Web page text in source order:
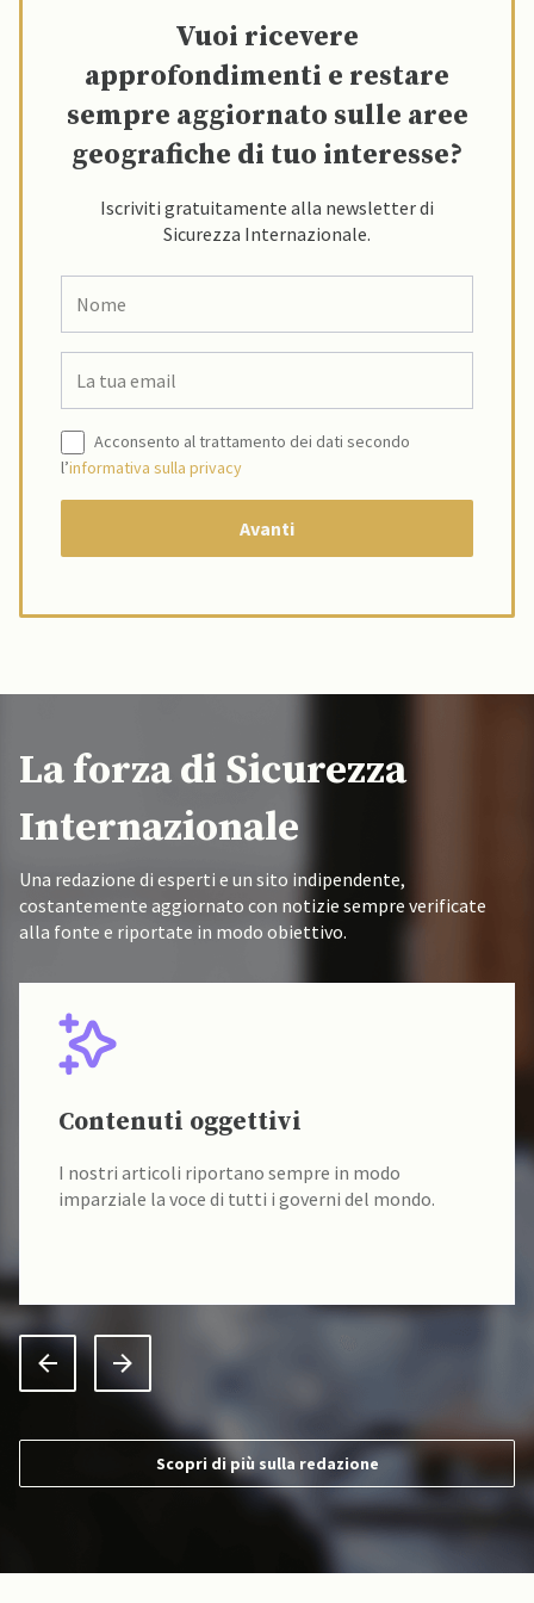
Vuoi ricevere
approfondimenti e restare
sempre aggiornato sulle aree
geografiche di tuo interesse?
Iscriviti gratuitamente alla newsletter di
Sicurezza Internazionale.
Acconsento al trattamento dei dati secondo
l’informativa sulla privacy
La forza di Sicurezza
Internazionale
Una redazione di esperti e un sito indipendente,
costantemente aggiornato con notizie sempre verificate
alla fonte e riportate in modo obiettivo.
Contenuti oggettivi
I nostri articoli riportano sempre in modo
imparziale la voce di tutti i governi del mondo.
Scopri di più sulla redazione